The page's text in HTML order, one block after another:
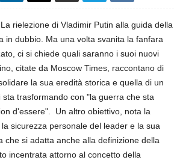
rielezione di Vladimir Putin alla guida della
in dubbio. Ma una volta svanita la fanfara
ci si chiede quali saranno i suoi nuovi
citate da Moscow Times, raccontano di
la sua eredità storica e quella di un
trasformando con "la guerra che sta
d'essere". Un altro obiettivo, nota la
sicurezza personale del leader e la sua
che si adatta anche alla definizione della
incentrata attorno al concetto della